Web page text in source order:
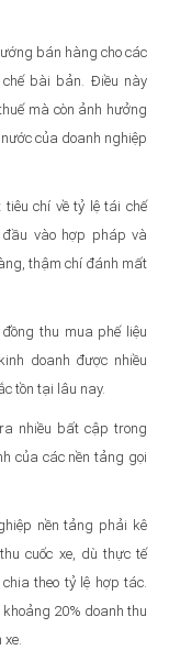
bán hàng cho các
bài bản. Điều này
mà còn ảnh hưởng
của doanh nghiệp
chí về tỷ lệ tái chế
đầu vào hợp pháp và
thậm chí đánh mất
thu mua phế liệu
doanh được nhiều
tồn tại lâu nay.
nhiều bất cập trong
của các nền tảng gọi
nền tảng phải kê
cuốc xe, dù thực tế
theo tỷ lệ hợp tác.
20% doanh thu